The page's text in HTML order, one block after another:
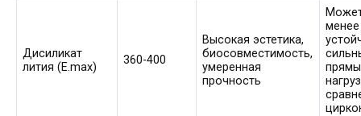
Дисиликат
лития (E.max)
360-400
Высокая эстетика,
биосовместимость,
умеренная
прочность
менее